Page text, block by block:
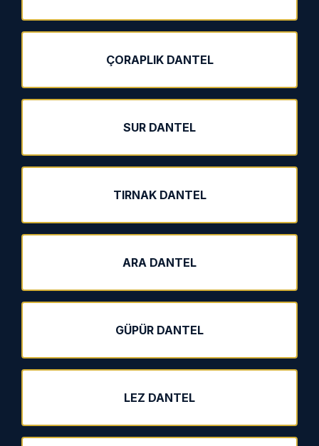
ÇORAPLIK DANTEL
SUR DANTEL
TIRNAK DANTEL
ARA DANTEL
GÜPÜR DANTEL
LEZ DANTEL